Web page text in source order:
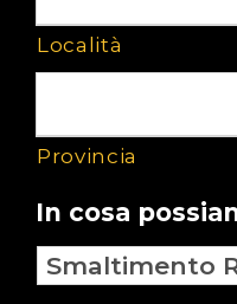
Località
Provincia
In cosa